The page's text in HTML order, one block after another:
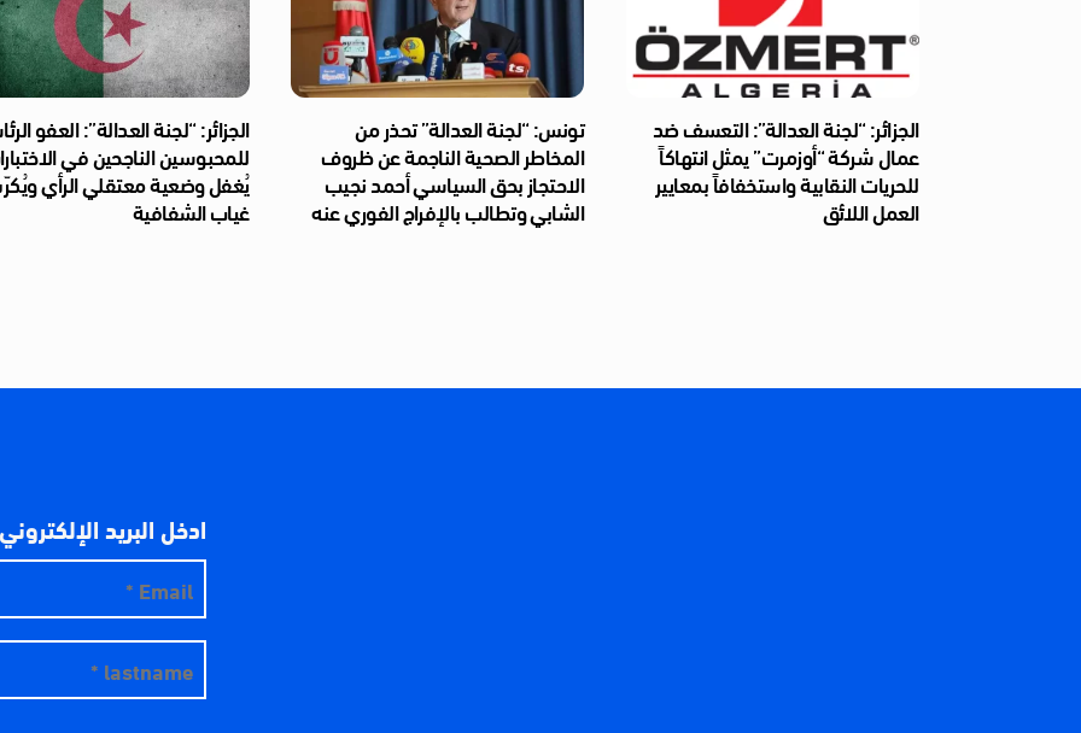
الجزائر: “لجنة العدالة”: التعسف ضد
عمال شركة “أوزمرت” يمثل انتهاكاً
للحريات النقابية واستخفافاً بمعايير
العمل اللائق
تونس: “لجنة العدالة” تحذر من
المخاطر الصحية الناجمة عن ظروف
الاحتجاز بحق السياسي أحمد نجيب
الشابي وتطالب بالإفراج الفوري عنه
الجزائر: “لجنة العدالة”: العفو
للمحبوسين الناجحين في
يُغفل وضعية معتقلي الرأي
غياب الشفافية
ادخل البريد الإلكتروني